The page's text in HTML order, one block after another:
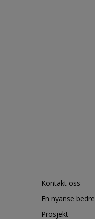
Kontakt oss
En nyanse bedre
Prosjekt